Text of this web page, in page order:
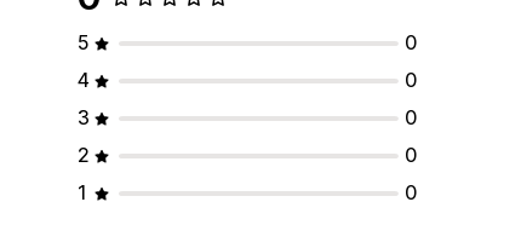
5
0
4
0
3
0
2
0
1
0